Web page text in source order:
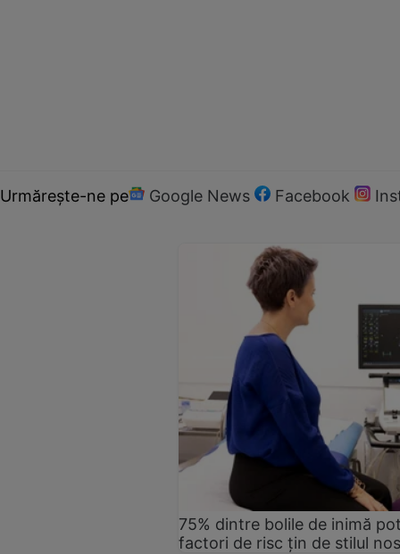
Urmărește-ne pe Google News Facebook
75% dintre bolile de inimă
factori de risc țin de stilul